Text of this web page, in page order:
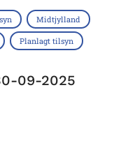
Midtjylland
Planlagt tilsyn
09-2025